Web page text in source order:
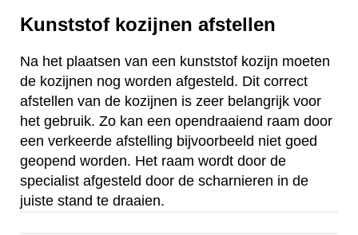
Kunststof kozijnen afstellen
Na het plaatsen van een kunststof kozijn moeten
de kozijnen nog worden afgesteld. Dit correct
afstellen van de kozijnen is zeer belangrijk voor
het gebruik. Zo kan een opendraaiend raam door
een verkeerde afstelling bijvoorbeeld niet goed
geopend worden. Het raam wordt door de
specialist afgesteld door de scharnieren in de
juiste stand te draaien.